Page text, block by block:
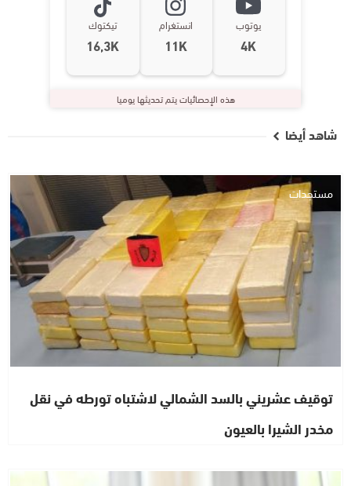
يوتوب
4K
انستغرام
11K
تيكتوك
16,3K
هذه الإحصائيات يتم تحديثها يوميا
شاهد أيضا
مستجدات
توقيف عشريني بالسد الشمالي لاشتباه تورطه في نقل
مخدر الشيرا بالعيون